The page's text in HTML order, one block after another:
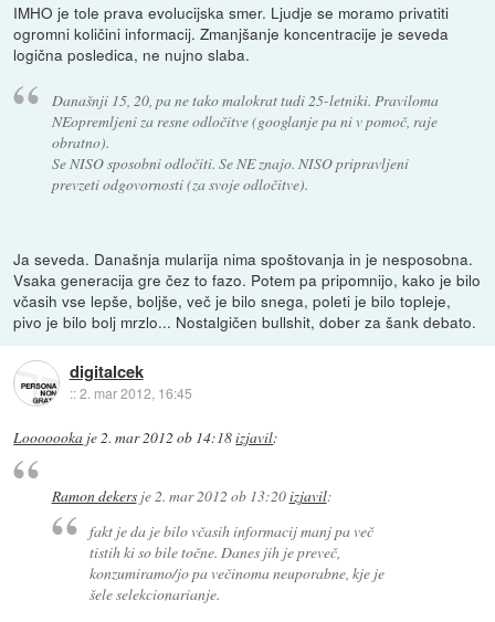
IMHO je tole prava evolucijska smer. Ljudje se moramo privatiti
ogromni količini informacij. Zmanjšanje koncentracije je seveda
logična posledica, ne nujno slaba.
Današnji 15, 20, pa ne tako malokrat tudi 25-letniki. Praviloma
NEopremljeni za resne odločitve (googlanje pa ni v pomoč, raje
obratno).
Se NISO sposobni odločiti. Se NE znajo. NISO pripravljeni
prevzeti odgovornosti (za svoje odločitve).
Ja seveda. Današnja mularija nima spoštovanja in je nesposobna.
Vsaka generacija gre čez to fazo. Potem pa pripomnijo, kako je bilo
včasih vse lepše, boljše, več je bilo snega, poleti je bilo topleje,
pivo je bilo bolj mrzlo... Nostalgičen bullshit, dober za šank debato.
digitalcek
::2. mar 2012, 16:45
Looooooka je2. mar 2012 ob 14:18izjavil:
Ramon dekersje 2. mar 2012 ob 13:20izjavil:
fakt je da je bilo včasih informacij manj pa več
tistih ki so bile točne. Danes jih je preveč,
konzumiramo/jo pa večinoma neuporabne, kje je
šele selekcionarianje.